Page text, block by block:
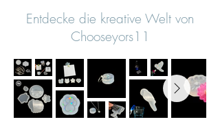
Entdecke die kreative Welt von
Chooseyors11